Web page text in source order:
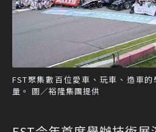
FST聚集數百位愛車、玩車、造車
量。 圖／裕隆集團提供